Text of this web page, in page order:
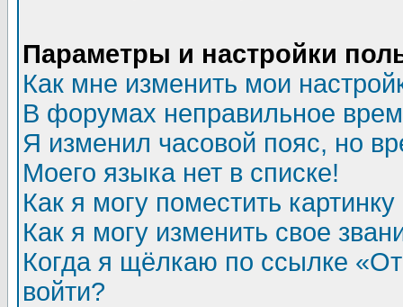
Параметры и настройки
Как мне изменить мои
В форумах неправильное
Я изменил часовой пояс, но
Моего языка нет в списке!
Как я могу поместить
Как я могу изменить свое
Когда я щёлкаю по ссылке
войти?